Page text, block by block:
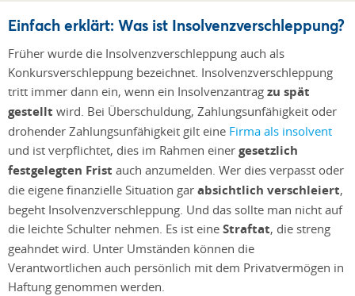
Einfach erklärt: Was ist Insolvenzverschleppung?
Früher wurde die Insolvenzverschleppung auch als
Konkursverschleppung bezeichnet. Insolvenzverschleppung
tritt immer dann ein, wenn ein Insolvenzantrag zu spät
gestellt wird. Bei Überschuldung, Zahlungsunfähigkeit oder
drohender Zahlungsunfähigkeit gilt eine Firma als insolvent
und ist verpflichtet, dies im Rahmen einer gesetzlich
festgelegten Frist auch anzumelden. Wer dies verpasst oder
die eigene finanzielle Situation gar absichtlich verschleiert,
begeht Insolvenzverschleppung. Und das sollte man nicht auf
die leichte Schulter nehmen. Es ist eine Straftat, die streng
geahndet wird. Unter Umständen können die
Verantwortlichen auch persönlich mit dem Privatvermögen in
Haftung genommen werden.